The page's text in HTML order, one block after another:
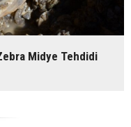
Midye Tehdidi